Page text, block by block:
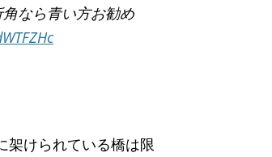
なら青い方お勧め
架けられている橋は限